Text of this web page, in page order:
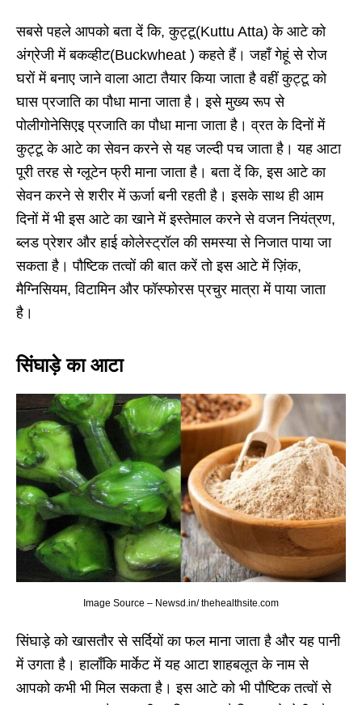
सबसे पहले आपको बता दें कि, कुट्टू(Kuttu Atta) के आटे को
अंग्रेजी में बकव्हीट(Buckwheat ) कहते हैं। जहाँ गेहूं से रोज
घरों में बनाए जाने वाला आटा तैयार किया जाता है वहीं कुट्टू को
घास प्रजाति का पौधा माना जाता है। इसे मुख्य रूप से
पोलीगोनेसिएइ प्रजाति का पौधा माना जाता है। व्रत के दिनों में
कुट्टू के आटे का सेवन करने से यह जल्दी पच जाता है। यह आटा
पूरी तरह से ग्लूटेन फ्री माना जाता है। बता दें कि, इस आटे का
सेवन करने से शरीर में ऊर्जा बनी रहती है। इसके साथ ही आम
दिनों में भी इस आटे का खाने में इस्तेमाल करने से वजन नियंत्रण,
ब्लड प्रेशर और हाई कोलेस्ट्रॉल की समस्या से निजात पाया जा
सकता है। पौष्टिक तत्वों की बात करें तो इस आटे में ज़िंक,
मैग्निसियम, विटामिन और फॉस्फोरस प्रचुर मात्रा में पाया जाता
है।
सिंघाड़े का आटा
Image Source – Newsd.in/ thehealthsite.com
सिंघाड़े को खासतौर से सर्दियों का फल माना जाता है और यह पानी
में उगता है। हालाँकि मार्केट में यह आटा शाहबलूत के नाम से
आपको कभी भी मिल सकता है। इस आटे को भी पौष्टिक तत्वों से